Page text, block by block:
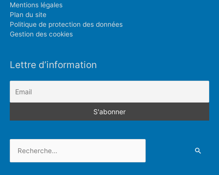
Mentions légales
Plan du site
Politique de protection des données
Gestion des cookies
Lettre d’information